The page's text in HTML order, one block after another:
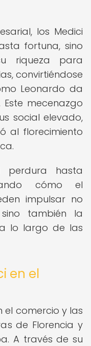
los Medici
fortuna, sino
riqueza para
convirtiéndose
Leonardo da
Este mecenazgo
social elevado,
al florecimiento
hasta
cómo el
impulsar no
también la
lo largo de las
en el
el comercio y las
de Florencia y
A través de su